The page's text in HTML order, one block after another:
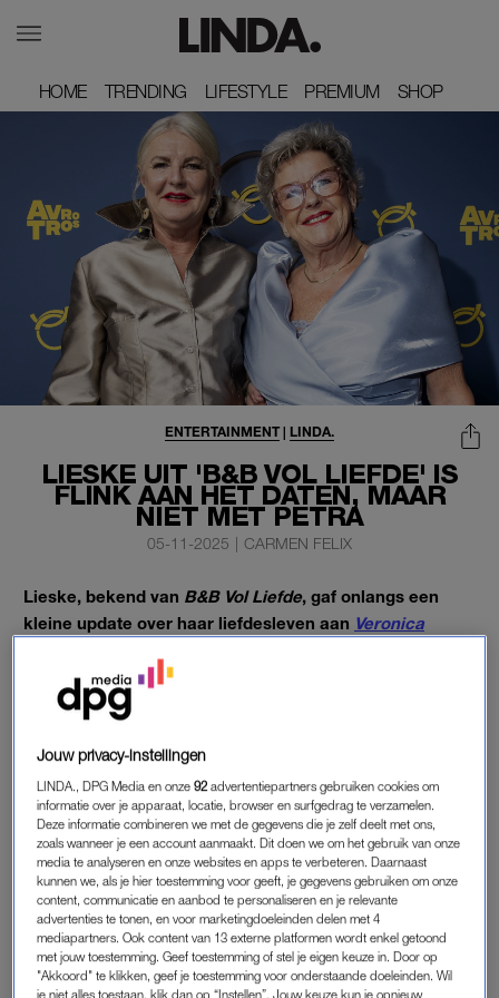
HOME
HOME TRENDING
TRENDING LIFESTYLE
LIFESTYLE PREMIUM
PREMIUM SHOP
SHOP
LIESKE UIT 'B&B VOL LIEFDE' IS
FLINK AAN HET DATEN, MAAR
NIET MET PETRA
ENTERTAINMENT | LINDA.
05-11-2025 | CARMEN FELIX
Lieske, bekend van B&B Vol Liefde, gaf onlangs een
kleine update over haar liefdesleven aan Veronica
doorbrengen met Petra, maar daar is geen romance uit
ontstaan. Er broeit echter wel iets anders, met iemand
Over Petra zegt Lieske dit: “Wij hebben een hele goede relatie
met elkaar, alleen geen seksuele. Dus we hebben geen relatie
in die zin, maar we hebben wel een hele goede
verstandhouding, we hebben een hele goede relatie met
elkaar. We hebben dagelijks contact, gisteren zelfs ook nog.
Dat is hartstikke leuk.”
Jouw privacy-instellingen
LINDA., DPG Media en onze92 advertentiepartners gebruiken cookies om
informatie over je apparaat, locatie, browser en surfgedrag te verzamelen.
Deze informatie combineren we met de gegevens die je zelf deelt met ons,
zoals wanneer je een account aanmaakt. Dit doen we om het gebruik van onze
media te analyseren en onze websites en apps te verbeteren. Daarnaast
kunnen we, als je hier toestemming voor geeft, je gegevens gebruiken om onze
content, communicatie en aanbod te personaliseren en je relevante
advertenties te tonen, en voor marketingdoeleinden delen met 4
mediapartners. Ook content van 13 externe platformen wordt enkel getoond
met jouw toestemming. Geef toestemming of stel je eigen keuze in. Door op
"Akkoord" te klikken, geef je toestemming voor onderstaande doeleinden. Wil
je niet alles toestaan, klik dan op “Instellen”. Jouw keuze kun je opnieuw